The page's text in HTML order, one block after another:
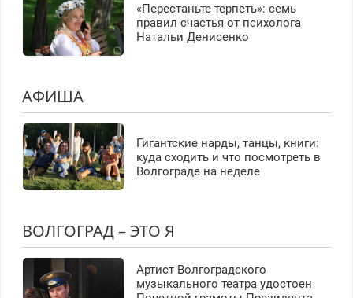
«Перестаньте терпеть»: семь
правил счастья от психолога
Натальи Денисенко
АФИША
Гигантские нарды, танцы, книги:
куда сходить и что посмотреть в
Волгограде на неделе
ВОЛГОГРАД – ЭТО Я
Артист Волгоградского
музыкального театра удостоен